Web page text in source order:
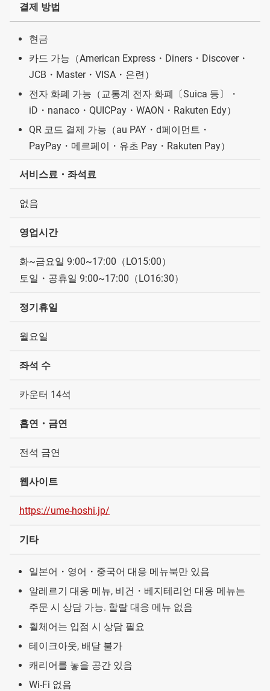
결제 방법
현금
카드 가능（American Express・Diners・Discover・
JCB・Master・VISA・은련）
전자 화폐 가능（교통계 전자 화폐〔Suica 등〕・
iD・nanaco・QUICPay・WAON・Rakuten Edy）
QR 코드 결제 가능（au PAY・d페이먼트・
PayPay・메르페이・유초 Pay・Rakuten Pay）
서비스료・좌석료
없음
영업시간
화~금요일 9:00~17:00（LO15:00）
토일・공휴일 9:00~17:00（LO16:30）
정기휴일
월요일
좌석 수
카운터 14석
흡연・금연
전석 금연
웹사이트
https://ume-hoshi.jp/
기타
일본어・영어・중국어 대응 메뉴북만 있음
알레르기 대응 메뉴, 비건・베지테리언 대응 메뉴는
주문 시 상담 가능. 할랄 대응 메뉴 없음
휠체어는 입점 시 상담 필요
테이크아웃, 배달 불가
캐리어를 놓을 공간 있음
Wi-Fi 없음